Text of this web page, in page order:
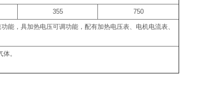
355 750
能，具加热电压可调功能，配有加热电压表、电机电流表、
。